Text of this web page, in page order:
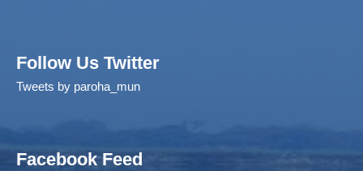
Follow Us Twitter
Tweets by paroha_mun
Facebook Feed